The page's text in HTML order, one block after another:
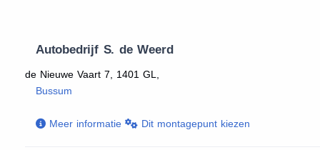
Autobedrijf S. de Weerd
de Nieuwe Vaart 7, 1401 GL,
Bussum
Meer informatie Dit montagepunt kiezen